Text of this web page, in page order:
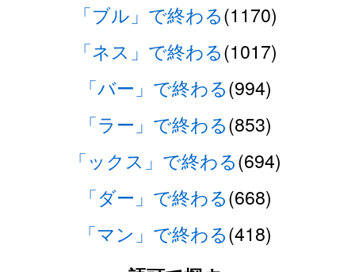
「ブル」で終わる(1170)
「ネス」で終わる(1017)
「バー」で終わる(994)
「ラー」で終わる(853)
「ックス」で終わる(694)
「ダー」で終わる(668)
「マン」で終わる(418)